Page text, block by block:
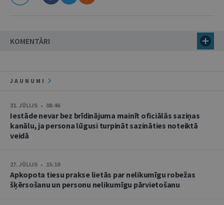
KOMENTĀRI
JAUNUMI
31. JŪLIJS • 08:46
Iestāde nevar bez brīdinājuma mainīt oficiālās saziņas
kanālu, ja persona lūgusi turpināt sazināties noteiktā
veidā
27. JŪLIJS • 15:10
Apkopota tiesu prakse lietās par nelikumīgu robežas
šķērsošanu un personu nelikumīgu pārvietošanu